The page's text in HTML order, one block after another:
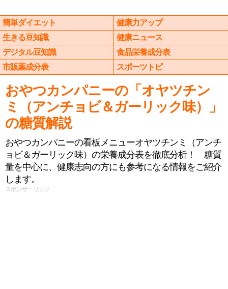
簡単ダイエット
健康力アップ
生きる豆知識
健康ニュース
デジタル豆知識
食品栄養成分表
市販薬成分表
スポーツトピ
おやつカンパニーの「オヤツチン
ミ（アンチョビ＆ガーリック味）」
の糖質解説
おやつカンパニーの看板メニューオヤツチンミ（アンチ
ョビ＆ガーリック味）の栄養成分表を徹底分析！ 糖質
量を中心に、健康志向の方にも参考になる情報をご紹介
します。
スポンサーリンク